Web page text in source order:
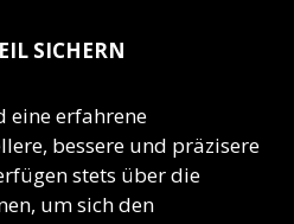
SICHERN
eine erfahrene
bessere und präzisere
stets über die
um sich den